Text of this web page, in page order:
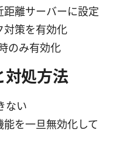
離サーバーに設定
策を有効化
のみ有効化
対処方法
ない
を一旦無効化して